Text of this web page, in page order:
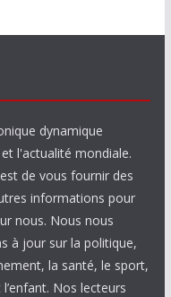
dynamique
l'actualité mondiale.
de vous fournir des
informations pour
nous. Nous nous
à jour sur la politique,
la santé, le sport,
Nos lecteurs